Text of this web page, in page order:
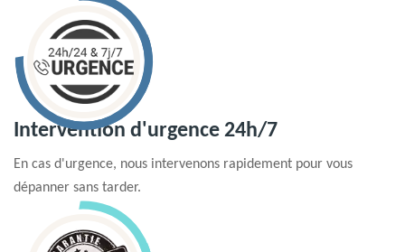
Intervention d'urgence 24h/7
En cas d'urgence, nous intervenons rapidement pour vous
dépanner sans tarder.